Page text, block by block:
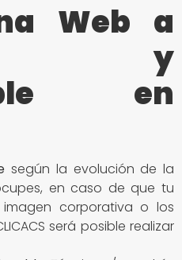
Web a
y
en
según la evolución de la
en caso de que tu
corporativa o los
será posible realizar